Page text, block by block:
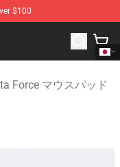
$100
Merchandise
Force マウスパッド